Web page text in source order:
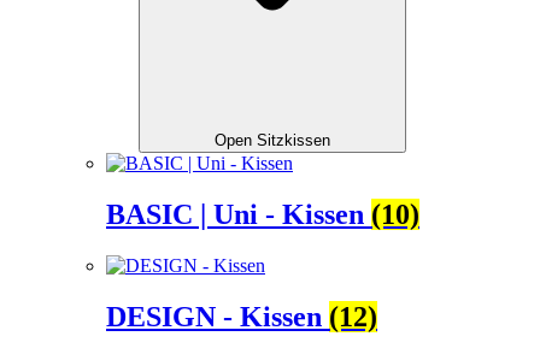
Open Sitzkissen
BASIC | Uni - Kissen (10)
DESIGN - Kissen (12)